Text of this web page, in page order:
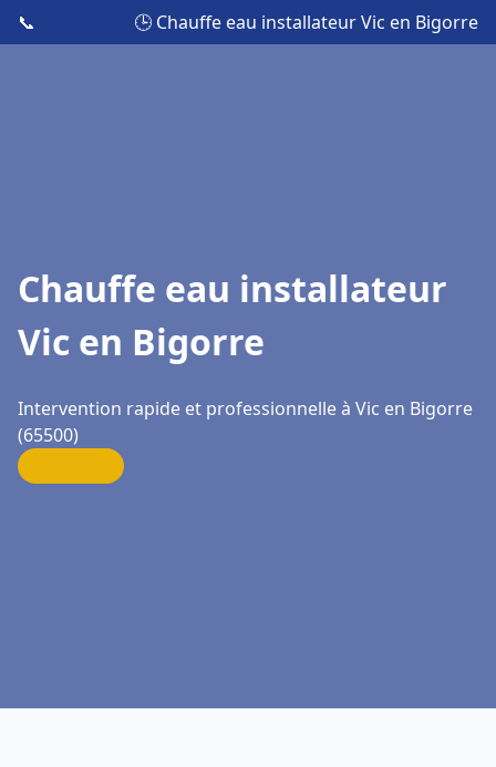
📞 🕒 Chauffe eau installateur Vic en Bigorre
Chauffe eau installateur
Vic en Bigorre
Intervention rapide et professionnelle à Vic en Bigorre
(65500)